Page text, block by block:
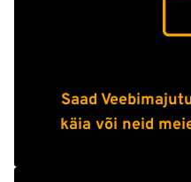
Saad
käia või neid